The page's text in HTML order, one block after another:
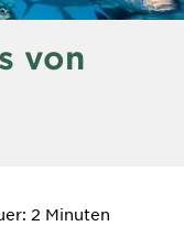
von
2 Minuten